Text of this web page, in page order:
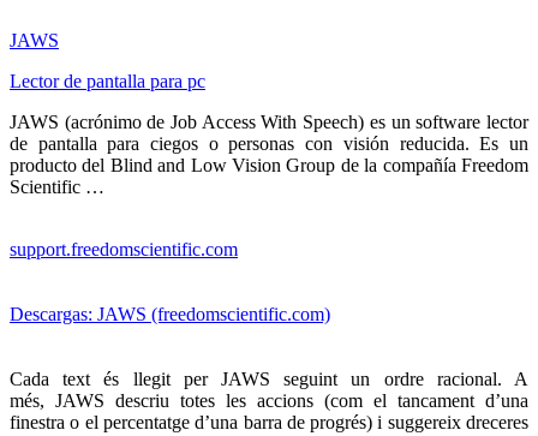
JAWS
Lector de pantalla para pc
JAWS (acrónimo de Job Access With Speech) es un software lector
de pantalla para ciegos o personas con visión reducida. Es un
producto del Blind and Low Vision Group de la compañía Freedom
Scientific …
support.freedomscientific.com
Descargas: JAWS (freedomscientific.com)
Cada text és llegit per JAWS seguint un ordre racional. A
més, JAWS descriu totes les accions (com el tancament d’una
finestra o el percentatge d’una barra de progrés) i suggereix dreceres